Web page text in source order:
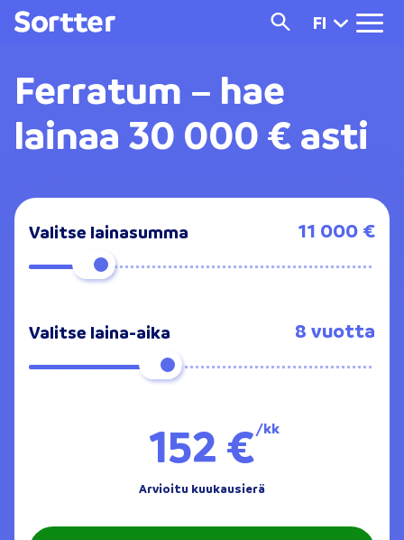
FI
Ferratum – hae
lainaa 30 000 € asti
Valitse lainasumma 11 000 €
Valitse laina-aika 8 vuotta
152 €/kk
Arvioitu kuukausierä